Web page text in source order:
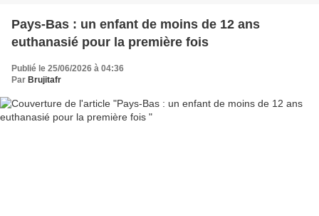
Pays-Bas : un enfant de moins de 12 ans
euthanasié pour la première fois
Publié le 25/06/2026 à 04:36
Par Brujitafr